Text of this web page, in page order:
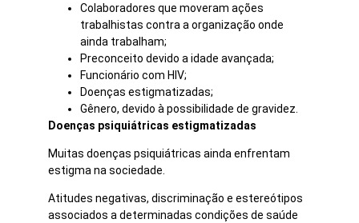
Colaboradores que moveram ações
trabalhistas contra a organização onde
ainda trabalham;
Preconceito devido a idade avançada;
Funcionário com HIV;
Doenças estigmatizadas;
Gênero, devido à possibilidade de gravidez.
Doenças psiquiátricas estigmatizadas
Muitas doenças psiquiátricas ainda enfrentam
estigma na sociedade.
Atitudes negativas, discriminação e estereótipos
associados a determinadas condições de saúde